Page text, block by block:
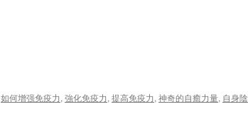
如何增强免疫力, 強化免疫力, 提高免疫力, 神奇的自癒力量, 自身陰